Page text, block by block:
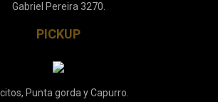
Gabriel Pereira 3270.
PICKUP
Punta gorda y Capurro.